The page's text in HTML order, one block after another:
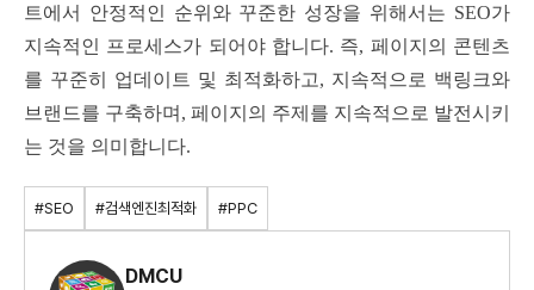
트에서 안정적인 순위와 꾸준한 성장을 위해서는 SEO가
지속적인 프로세스가 되어야 합니다. 즉, 페이지의 콘텐츠
를 꾸준히 업데이트 및 최적화하고, 지속적으로 백링크와
브랜드를 구축하며, 페이지의 주제를 지속적으로 발전시키
는 것을 의미합니다.
#SEO #검색엔진최적화 #PPC
DMCU